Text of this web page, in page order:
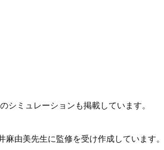
シミュレーションも掲載しています。
由美先生に監修を受け作成しています。